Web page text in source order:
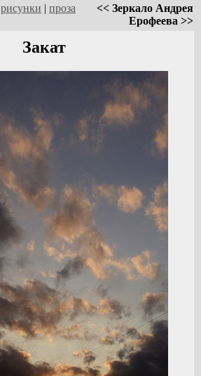
рисунки | проза
<< Зеркало Андрея
Ерофеева >>
Закат